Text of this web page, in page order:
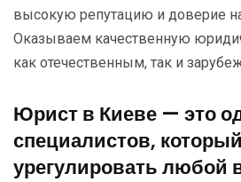
высокую репутацию и доверие
Оказываем качественную
как отечественным, так и
Юрист в Киеве — это
специалистов,
урегулировать любой